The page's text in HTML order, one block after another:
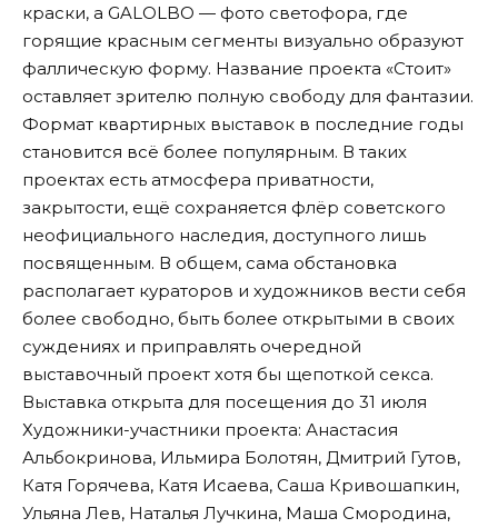
краски, а GALOLBO — фото светофора, где
горящие красным сегменты визуально образуют
фаллическую форму. Название проекта «Стоит»
оставляет зрителю полную свободу для фантазии.
Формат квартирных выставок в последние годы
становится всё более популярным. В таких
проектах есть атмосфера приватности,
закрытости, ещё сохраняется флёр советского
неофициального наследия, доступного лишь
посвященным. В общем, сама обстановка
располагает кураторов и художников вести себя
более свободно, быть более открытыми в своих
суждениях и приправлять очередной
выставочный проект хотя бы щепоткой секса.
Выставка открыта для посещения до 31 июля
Художники-участники проекта: Анастасия
Альбокринова, Ильмира Болотян, Дмитрий Гутов,
Катя Горячева, Катя Исаева, Саша Кривошапкин,
Ульяна Лев, Наталья Лучкина, Маша Смородина,